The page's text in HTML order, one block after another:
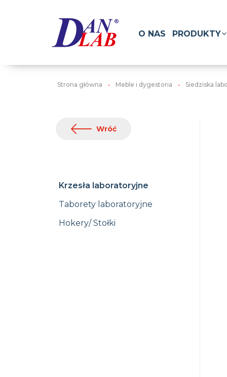
O NAS PRODUKTY
Strona główna Meble i dygestoria Siedziska
Wróć
Krzesła laboratoryjne
Taborety laboratoryjne
Hokery/ Stołki